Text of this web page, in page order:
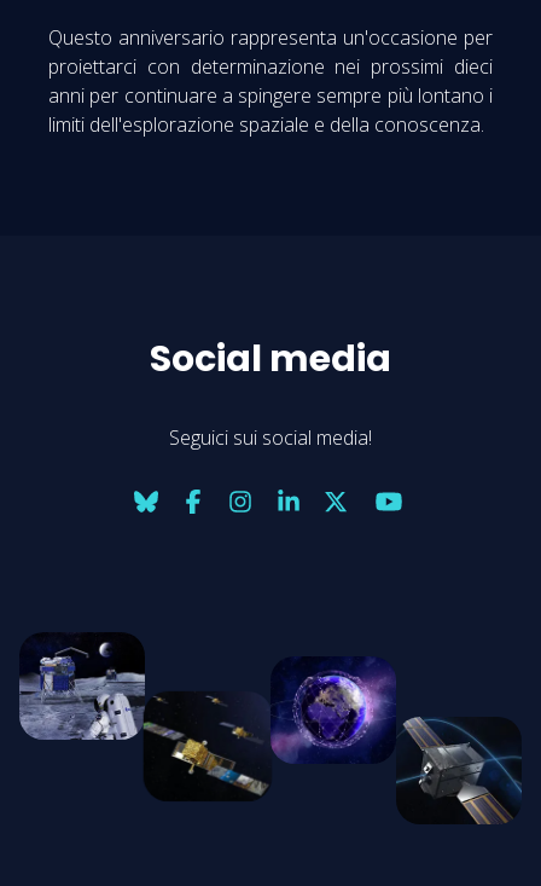
Questo anniversario rappresenta un'occasione per
proiettarci con determinazione nei prossimi dieci
anni per continuare a spingere sempre più lontano i
limiti dell'esplorazione spaziale e della conoscenza.
Social media
Seguici sui social media!